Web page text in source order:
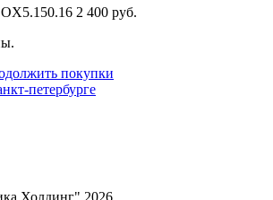
2 400 руб.
покупки
петербурге
Холдинг" 2026